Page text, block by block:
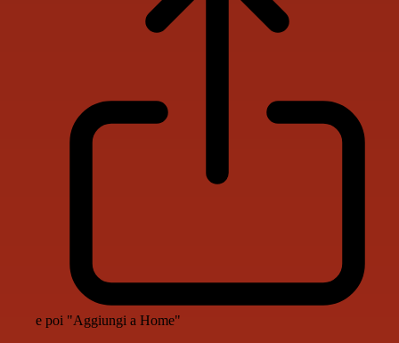
e poi "Aggiungi a Home"